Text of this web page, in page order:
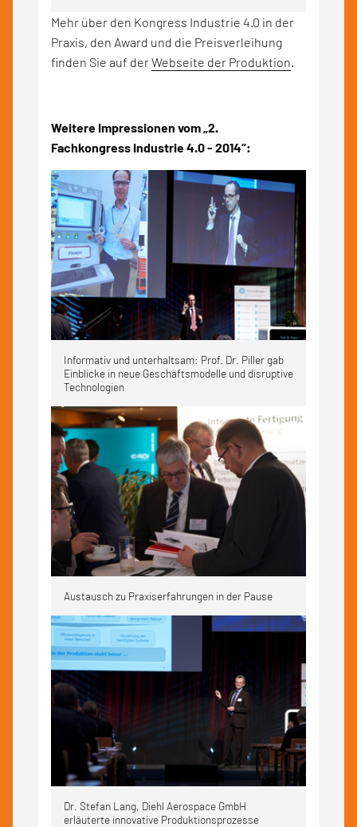
Mehr über den Kongress Industrie 4.0 in der
Praxis, den Award und die Preisverleihung
finden Sie auf derWebseite der Produktion
Weitere Impressionen vom „2.
Fachkongress Industrie 4.0 - 2014“:
Informativ und unterhaltsam: Prof. Dr. Piller gab
Einblicke in neue Geschäftsmodelle und disruptive
Technologien
Austausch zu Praxiserfahrungen in der Pause
Dr. Stefan Lang, Diehl Aerospace GmbH
erläuterte innovative Produktionsprozesse